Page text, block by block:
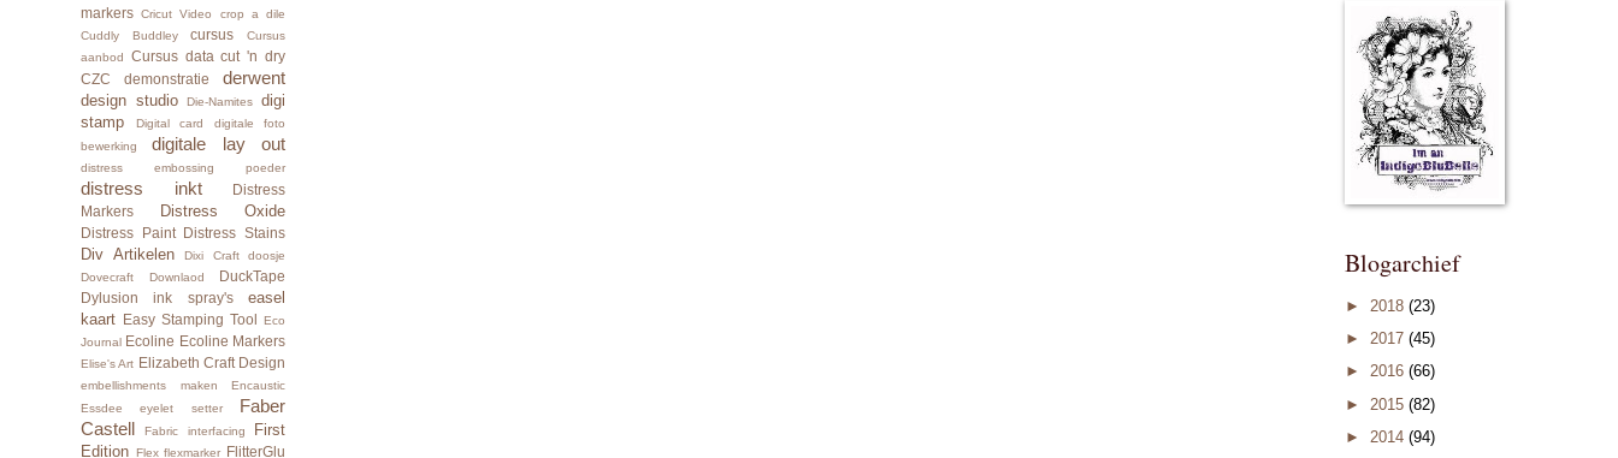
markers Cricut Video
crop a dile
Cuddly Buddley
cursus
Cursus
aanbod
Cursus data cut 'n dry
CZC
demonstratie derwent
design studio Die-Namites
digi
stamp
Digital card
digitale foto
bewerking
digitale lay out
distress embossing poeder
distress inkt
Distress
Markers
Distress Oxide
Distress Paint Distress Stains
Div Artikelen Dixi Craft
doosje
Dovecraft
Downlaod
DuckTape
Dylusion ink spray's
easel
kaart
Easy Stamping Tool
Eco
Journal Ecoline Ecoline Markers
Elise's Art Elizabeth Craft Design
embellishments maken
Encaustic
Essdee
eyelet setter
Faber
Castell
Fabric interfacing
First
Edition Flex flexmarker FlitterGlu
Blogarchief
► 2018 (23)
► 2017 (45)
► 2016 (66)
► 2015 (82)
► 2014 (94)